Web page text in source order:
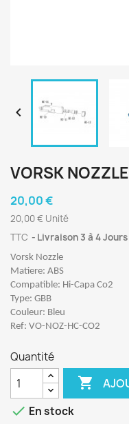

VORSK
20,00 €
20,00 € Unité
TTC
Livraison 3 à 4 Jours
Vorsk Nozzle
Matiere: ABS
Compatible: Hi-Capa Co2
Type: GBB
Couleur: Bleu
Ref: VO-NOZ-HC-CO2
Quantité

 En stock